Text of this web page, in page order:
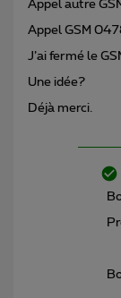
Appel autre
Appel GSM
J’ai fermé le
Une idée?
Déjà merci.